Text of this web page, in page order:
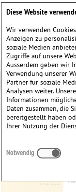
Diese Website
Wir verwenden
Anzeigen zu
soziale Medien
Zugriffe auf unsere
Ausserdem geben wir
Verwendung unserer
Partner für soziale
Analysen weiter.
Informationen
Daten zusammen, die
bereitgestellt haben
Ihrer Nutzung der
Notwendig